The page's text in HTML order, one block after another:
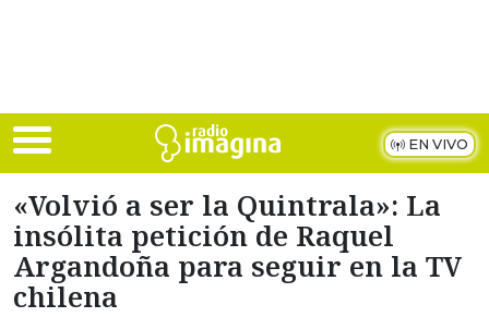
EN VIVO
«Volvió a ser la Quintrala»: La
insólita petición de Raquel
Argandoña para seguir en la TV
chilena